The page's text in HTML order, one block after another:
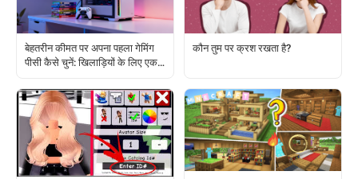
बेहतरीन कीमत पर अपना पहला गेमिंग
पीसी कैसे चुनें: खिलाड़ियों के लिए एक
कौन तुम पर क्रश रखता है?